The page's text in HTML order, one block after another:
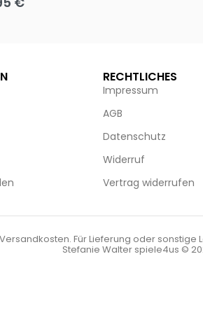
RECHTLICHES
Impressum
AGB
Datenschutz
Widerruf
Vertrag widerrufen
Für Lieferung oder
Stefanie Walter spiele4us ©